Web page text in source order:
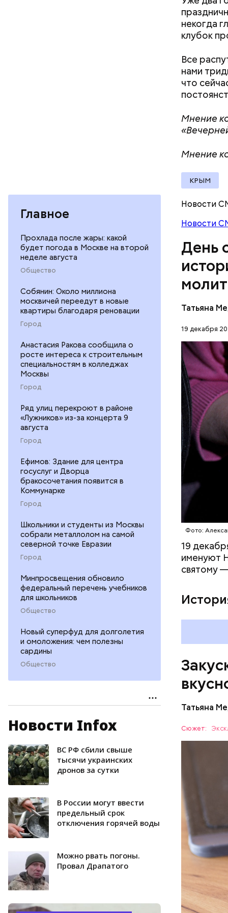
Главное
Прохлада после жары: какой
будет погода в Москве на второй
неделе августа
Общество
Собянин: Около миллиона
москвичей переедут в новые
квартиры благодаря реновации
Город
Анастасия Ракова сообщила о
росте интереса к строительным
специальностям в колледжах
Москвы
Город
Ряд улиц перекроют в районе
«Лужников» из-за концерта 9
августа
Город
Ефимов: Здание для центра
госуслуг и Дворца
бракосочетания появится в
Коммунарке
Город
Школьники и студенты из Москвы
собрали металлолом на самой
северной точке Евразии
Город
Минпросвещения обновило
федеральный перечень учебников
для школьников
Общество
Новый суперфуд для долголетия
и омоложения: чем полезны
сардины
Общество
Новости Infox
ВС РФ сбили свыше
тысячи украинских
дронов за сутки
В России могут ввести
предельный срок
отключения горячей воды
Можно рвать погоны.
Провал Драпатого
некогда
клубок
Все
нами
что
Мнение
Мнение
КРЫМ
Новости
Новости
День
Татьяна
19 декабря
Фото:
19
именуют
святому
очень
Как
детства
храме, а
возвел в
ЦЕРКОВЬ
Татьяна
Сюжет:
1 кг
600 г
300 г
200 г
100 г
200 г
100 г
100 г
зелень
мелко
к ним
10-15
тушить в
Салат